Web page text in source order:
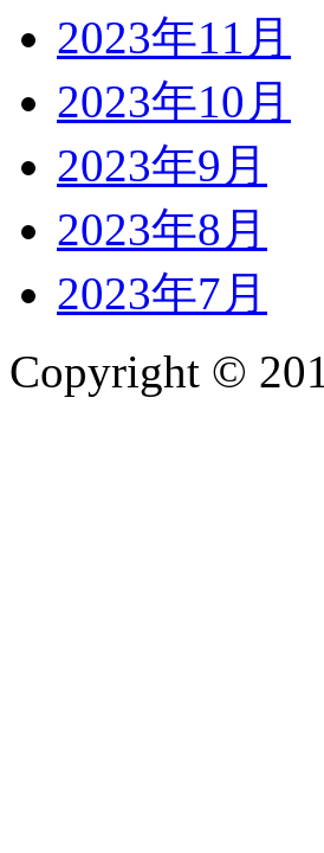
2023年11月
2023年10月
2023年9月
2023年8月
2023年7月
Copyright ©